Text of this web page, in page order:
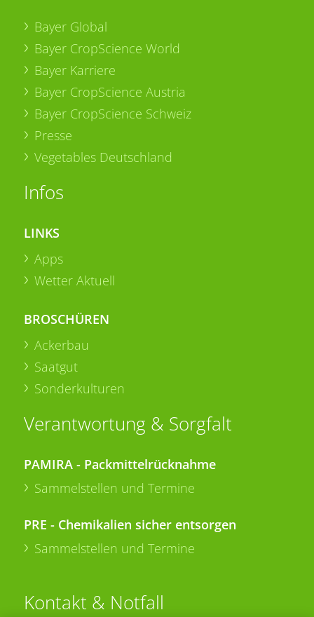
Bayer Global
Bayer CropScience World
Bayer Karriere
Bayer CropScience Austria
Bayer CropScience Schweiz
Presse
Vegetables Deutschland
Infos
LINKS
Apps
Wetter Aktuell
BROSCHÜREN
Ackerbau
Saatgut
Sonderkulturen
Verantwortung & Sorgfalt
PAMIRA - Packmittelrücknahme
Sammelstellen und Termine
PRE - Chemikalien sicher entsorgen
Sammelstellen und Termine
Kontakt & Notfall